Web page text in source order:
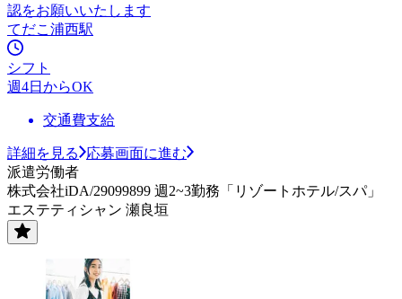
認をお願いいたします
てだこ浦西駅
シフト
週4日からOK
交通費支給
詳細を見る
応募画面に進む
派遣労働者
株式会社iDA/29099899 週2~3勤務「リゾートホテル/スパ」
エステティシャン 瀬良垣